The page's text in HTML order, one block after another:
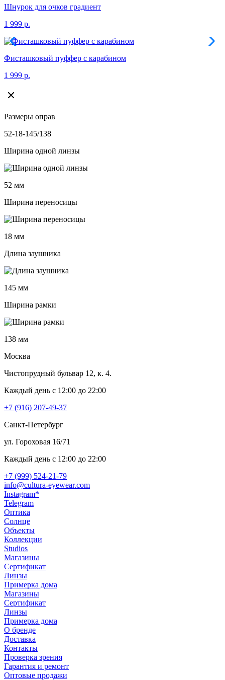
Шнурок для очков градиент
1 999 р.
Фисташковый пуффер с карабином
1 999 р.
Размеры оправ
52-18-145/138
Ширина одной линзы
52 мм
Ширина переносицы
18 мм
Длина заушника
145 мм
Ширина рамки
138 мм
Москва
Чистопрудный бульвар 12, к. 4.
Каждый день c 12:00 до 22:00
+7 (916) 207-49-37
Санкт-Петербург
ул. Гороховая 16/71
Каждый день c 12:00 до 22:00
+7 (999) 524-21-79
info@cultura-eyewear.com
Instagram*
Telegram
Оптика
Солнце
Объекты
Коллекции
Studios
Магазины
Сертификат
Линзы
Примерка дома
Магазины
Сертификат
Линзы
Примерка дома
О бренде
Доставка
Контакты
Проверка зрения
Гарантия и ремонт
Оптовые продажи